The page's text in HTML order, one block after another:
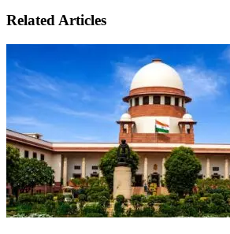
Related Articles